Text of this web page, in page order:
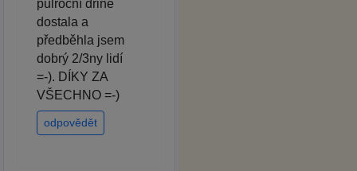
půlroční dřině
dostala a
předběhla jsem
dobrý 2/3ny lidí
=-). DÍKY ZA
VŠECHNO =-)
odpovědět